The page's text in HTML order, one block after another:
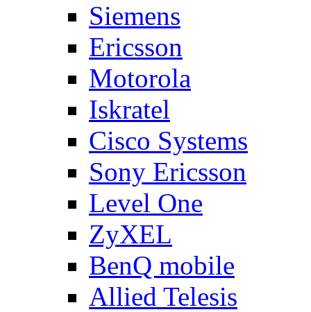
Siemens
Ericsson
Motorola
Iskratel
Cisco Systems
Sony Ericsson
Level One
ZyXEL
BenQ mobile
Allied Telesis